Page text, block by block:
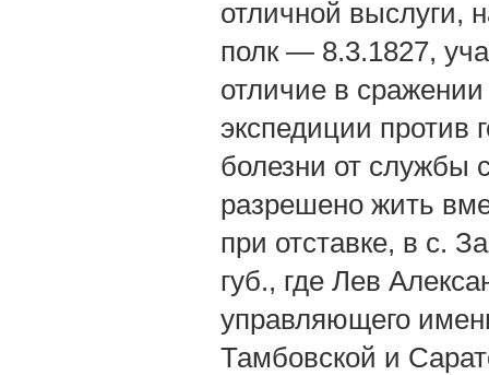
отличной выслуги,
полк — 8.3.1827,
отличие в
экспедиции против
болезни от службы
разрешено жить
при отставке, в с.
губ., где Лев
управляющего
Тамбовской и